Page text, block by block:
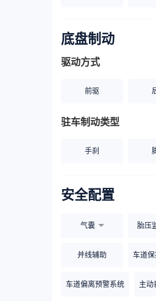
底盘制动
驱动方式
前驱
驻车制动类型
手刹
安全配置
气囊 胎压
并线辅助 车道
车道偏离预警系统 主动